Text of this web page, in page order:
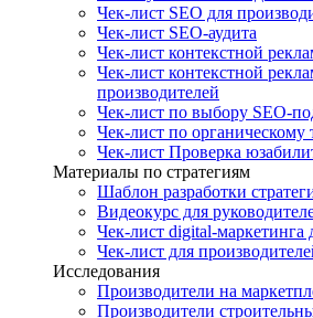
Чек-лист SEO для
Чек-лист SEO-аудита
Чек-лист контекстной
Чек-лист контекстной
производителей
Чек-лист по выбору SEO-
Чек-лист по органическому
Чек-лист Проверка
Материалы по стратегиям
Шаблон разработки
Видеокурс для
Чек-лист digital-маркетинга
Чек-лист для
Исследования
Производители на
Производители